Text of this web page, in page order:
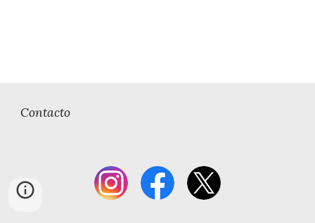
Contacto